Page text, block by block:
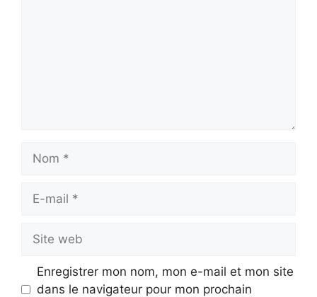
Nom
Site
web
Enregistrer mon nom, mon e-mail et mon site
dans le navigateur pour mon prochain